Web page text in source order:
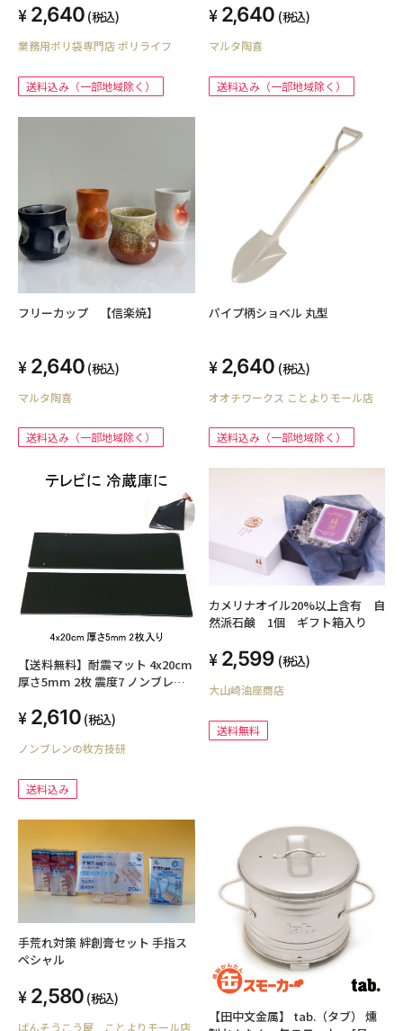
2,640 (税込)
業務用ポリ袋専門店 ポリライフ
送料込み（一部地域除く）
2,640 (税込)
マルタ陶喜
送料込み（一部地域除く）
フリーカップ 【信楽焼】
2,640 (税込)
マルタ陶喜
送料込み（一部地域除く）
パイプ柄ショベル 丸型
2,640 (税込)
オオチワークス ことよりモール店
送料込み（一部地域除く）
【送料無料】耐震マット 4x20cm
厚さ5mm 2枚 震度7 ノンブレン
防止 対応 マット 対策 グッズ 防
振マット 防音マット 地震対策グ
ッズ 耐震グッズ 耐震ジェル テレ
ビ 食器棚 洗濯機
2,610 (税込)
ノンブレンの枚方技研
送料込み
カメリナオイル20%以上含有 自
然派石鹸 1個 ギフト箱入り
2,599 (税込)
大山崎油座商店
送料無料
手荒れ対策 絆創膏セット 手指ス
ペシャル
2,580 (税込)
ばんそうこう屋 ことよりモール店
【田中文金属】 tab.（タブ） 燻